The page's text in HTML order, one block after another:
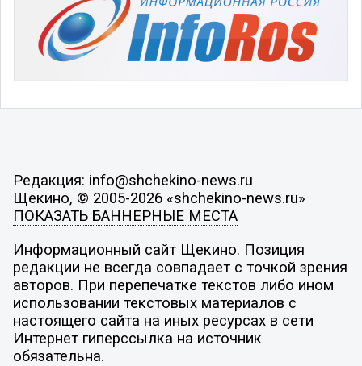
Редакция: info@shchekino-news.ru
Щекино, © 2005-2026 «shchekino-news.ru»
ПОКАЗАТЬ БАННЕРНЫЕ МЕСТА
Информационный сайт Щекино. Позиция
редакции не всегда совпадает с точкой зрения
авторов. При перепечатке текстов либо ином
использовании текстовых материалов с
настоящего сайта на иных ресурсах в сети
Интернет гиперссылка на источник
обязательна.